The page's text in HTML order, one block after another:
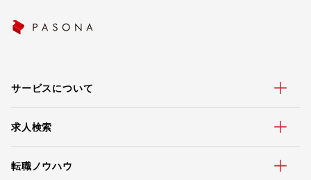
サービスについて
求人検索
転職ノウハウ